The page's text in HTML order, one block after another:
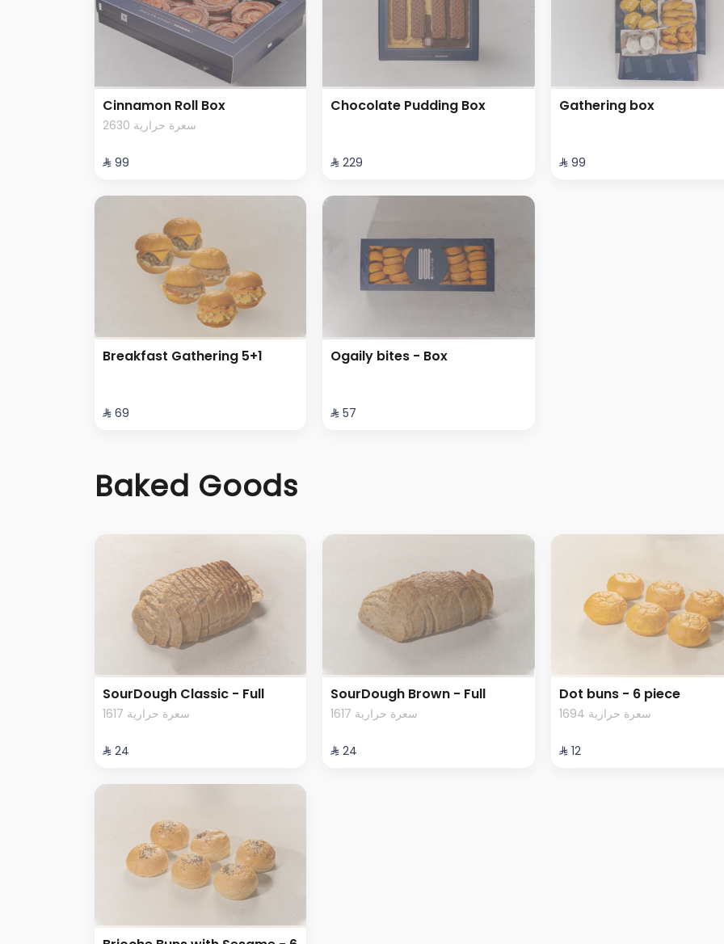
Cinnamon Roll Box
2630 سعرة حرارية
⁨⁦‪‬ 99⁩
Chocolate Pudding Box
⁨⁦‪‬ 229⁩
Gathering box
⁨⁦‪‬ 99⁩
Breakfast Gathering 5+1
⁨⁦‪‬ 69⁩
Ogaily bites - Box
⁨⁦‪‬ 57⁩
Baked Goods
SourDough Classic - Full
1617 سعرة حرارية
⁨⁦‪‬ 24⁩
SourDough Brown - Full
1617 سعرة حرارية
⁨⁦‪‬ 24⁩
Dot buns - 6 piece
1694 سعرة حرارية
⁨⁦‪‬ 12⁩